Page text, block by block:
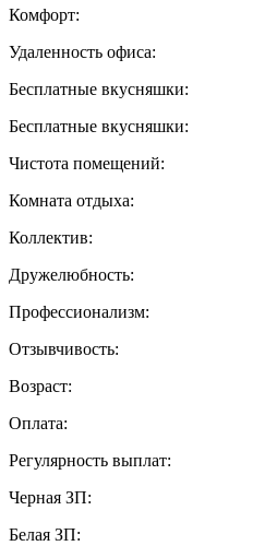
Комфорт:
Удаленность офиса:
Бесплатные вкусняшки:
Бесплатные вкусняшки:
Чистота помещений:
Комната отдыха:
Коллектив:
Дружелюбность:
Профессионализм:
Отзывчивость:
Возраст:
Оплата:
Регулярность выплат:
Черная ЗП:
Белая ЗП: